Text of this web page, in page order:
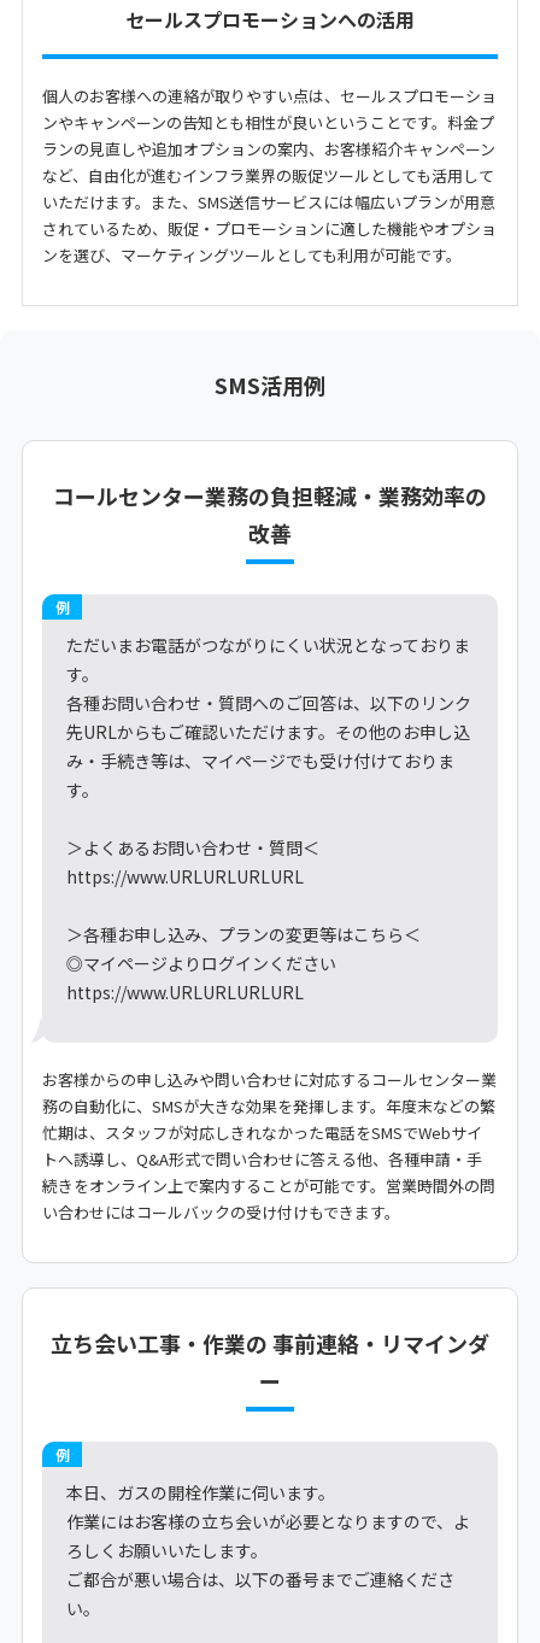
セールスプロモーションへの活用
個人のお客様への連絡が取りやすい点は、セールスプロモーショ
ンやキャンペーンの告知とも相性が良いということです。料金プ
ランの見直しや追加オプションの案内、お客様紹介キャンペーン
など、自由化が進むインフラ業界の販促ツールとしても活用して
いただけます。また、SMS送信サービスには幅広いプランが用意
されているため、販促・プロモーションに適した機能やオプショ
ンを選び、マーケティングツールとしても利用が可能です。
SMS活用例
コールセンター業務の負担軽減・業務効率の
改善
例
ただいまお電話がつながりにくい状況となっておりま
す。
各種お問い合わせ・質問へのご回答は、以下のリンク
先URLからもご確認いただけます。その他のお申し込
み・手続き等は、マイページでも受け付けておりま
す。
＞よくあるお問い合わせ・質問＜
https://www.URLURLURLURL
＞各種お申し込み、プランの変更等はこちら＜
◎マイページよりログインください
https://www.URLURLURLURL
お客様からの申し込みや問い合わせに対応するコールセンター業
務の自動化に、SMSが大きな効果を発揮します。年度末などの繁
忙期は、スタッフが対応しきれなかった電話をSMSでWebサイ
トへ誘導し、Q&A形式で問い合わせに答える他、各種申請・手
続きをオンライン上で案内することが可能です。営業時間外の問
い合わせにはコールバックの受け付けもできます。
立ち会い工事・作業の 事前連絡・リマインダ
ー
例
本日、ガスの開栓作業に伺います。
作業にはお客様の立ち会いが必要となりますので、よ
ろしくお願いいたします。
ご都合が悪い場合は、以下の番号までご連絡くださ
い。